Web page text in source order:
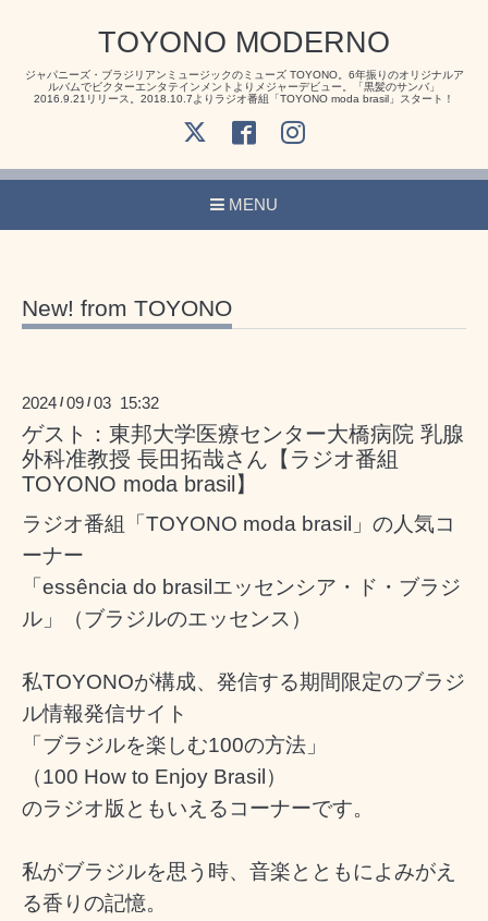
TOYONO MODERNO
ジャパニーズ・ブラジリアンミュージックのミューズ TOYONO。6年振りのオリジナルア
ルバムでビクターエンタテインメントよりメジャーデビュー。「黒髪のサンバ」
2016.9.21リリース。2018.10.7よりラジオ番組「TOYONO moda brasil」スタート！
MENU
New! from TOYONO
2024 /09 /03 15:32
ゲスト：東邦大学医療センター大橋病院 乳腺
外科准教授 長田拓哉さん【ラジオ番組
TOYONO moda brasil】
ラジオ番組 「TOYONO moda brasil」の人気コ
ーナー
「essência do brasilエッセンシア・ド・ブラジ
ル」（ブラジルのエッセンス）
私TOYONOが構成、発信する期間限定のブラジ
ル情報発信サイト
「ブラジルを楽しむ100の方法」
（100 How to Enjoy Brasil）
のラジオ版ともいえるコーナーです。
私がブラジルを思う時、音楽とともによみがえ
る香りの記憶。